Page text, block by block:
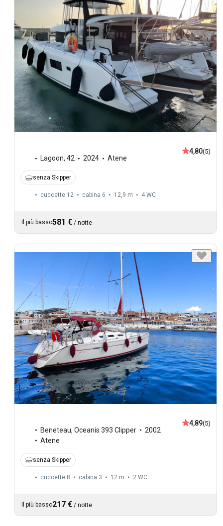
Lagoon, 42 2024 Atene
4,80(5)
senza Skipper
cuccette 12 cabina 6 12,9 m 4 WC
Il più basso581 € / notte
Beneteau, Oceanis 393 Clipper
2002
Atene
4,89(5)
senza Skipper
cuccette 8 cabina 3 12 m 2 WC
Il più basso217 € / notte